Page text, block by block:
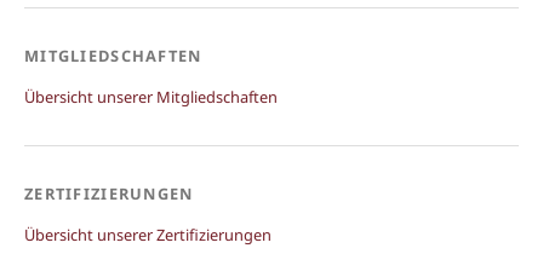
MITGLIEDSCHAFTEN
Übersicht unserer Mitgliedschaften
ZERTIFIZIERUNGEN
Übersicht unserer Zertifizierungen